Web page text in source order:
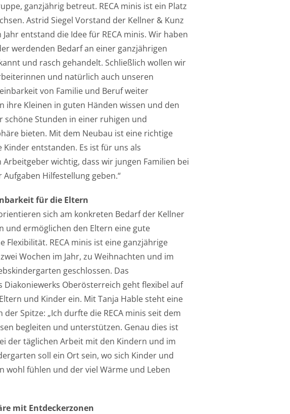
ganzjährig betreut. RECA minis ist ein Platz
Astrid Siegel Vorstand der Kellner & Kunz
entstand die Idee für RECA minis. Wir haben
werdenden Bedarf an einer ganzjährigen
und rasch gehandelt. Schließlich wollen wir
und natürlich auch unseren
von Familie und Beruf weiter
ihre Kleinen in guten Händen wissen und den
schöne Stunden in einer ruhigen und
bieten. Mit dem Neubau ist eine richtige
entstanden. Es ist für uns als
wichtig, dass wir jungen Familien bei
Hilfestellung geben.“
für die Eltern
sich am konkreten Bedarf der Kellner
und ermöglichen den Eltern eine gute
Flexibilität. RECA minis ist eine ganzjährige
Wochen im Jahr, zu Weihnachten und im
geschlossen. Das
Diakoniewerks Oberösterreich geht flexibel auf
und Kinder ein. Mit Tanja Hable steht eine
Spitze: „Ich durfte die RECA minis seit dem
begleiten und unterstützen. Genau dies ist
der täglichen Arbeit mit den Kindern und im
soll ein Ort sein, wo sich Kinder und
wohl fühlen und der viel Wärme und Leben
mit Entdeckerzonen